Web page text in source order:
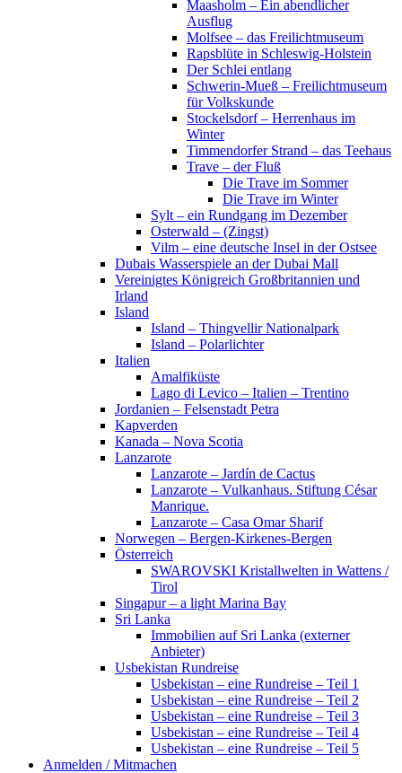
Maasholm – Ein abendlicher
Ausflug
Molfsee – das Freilichtmuseum
Rapsblüte in Schleswig-Holstein
Der Schlei entlang
Schwerin-Mueß – Freilichtmuseum
für Volkskunde
Stockelsdorf – Herrenhaus im
Winter
Timmendorfer Strand – das Teehaus
Trave – der Fluß
Die Trave im Sommer
Die Trave im Winter
Sylt – ein Rundgang im Dezember
Osterwald – (Zingst)
Vilm – eine deutsche Insel in der Ostsee
Dubais Wasserspiele an der Dubai Mall
Vereinigtes Königreich Großbritannien und
Irland
Island
Island – Thingvellir Nationalpark
Island – Polarlichter
Italien
Amalfiküste
Lago di Levico – Italien – Trentino
Jordanien – Felsenstadt Petra
Kapverden
Kanada – Nova Scotia
Lanzarote
Lanzarote – Jardín de Cactus
Lanzarote – Vulkanhaus. Stiftung César
Manrique.
Lanzarote – Casa Omar Sharif
Norwegen – Bergen-Kirkenes-Bergen
Österreich
SWAROVSKI Kristallwelten in Wattens /
Tirol
Singapur – a light Marina Bay
Sri Lanka
Immobilien auf Sri Lanka (externer
Anbieter)
Usbekistan Rundreise
Usbekistan – eine Rundreise – Teil 1
Usbekistan – eine Rundreise – Teil 2
Usbekistan – eine Rundreise – Teil 3
Usbekistan – eine Rundreise – Teil 4
Usbekistan – eine Rundreise – Teil 5
Anmelden / Mitmachen